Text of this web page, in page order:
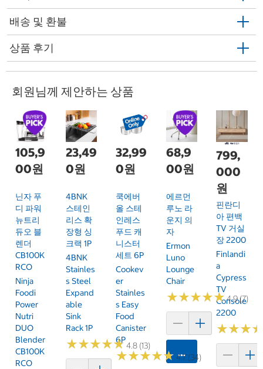
배송 및 환불
상품 후기
회원님께 제안하는 상품
105,9
00원
닌자 푸
디 파워
뉴트리
듀오 블
렌더
CB100K
RCO
Ninja
Foodi
Power
Nutri
DUO
Blender
CB100K
RCO
23,49
0원
4BNK
스테인
리스 확
장형 싱
크랙 1P
4BNK
Stainles
S Steel
Expand
Able
Sink
Rack 1P
★★★★★
★★★★★4.8 (13)
32,99
0원
쿡에버
올 스테
인레스
푸드 캐
니스터
세트 6P
Cookev
Er
Stainles
S Easy
Food
Canister
6P
★★★★★
★★★★★ 4.7 (34)
68,9
00원
에르먼
루노 라
운지 의
자
Ermon
Luno
Lounge
Chair
★★★★★
★★★★★4.9 (7)
카트에 담기
799,
000
원
핀란디
아 편백
TV 거실
장 2200
Finlandi
A
Cypress
TV
Console
2200
★★★
★★★